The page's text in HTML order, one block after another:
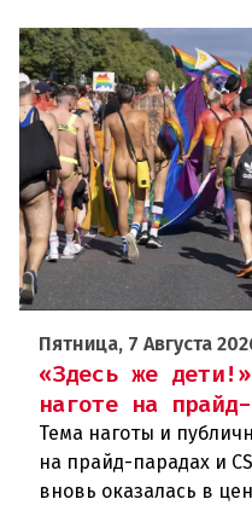
Пятница, 7 Августа
«Здесь же
наготе на
Тема наготы и
на прайд-парадах и
вновь оказалась в